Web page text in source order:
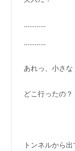
…………
…………
あれっ、小さ
どこ行ったの？
トンネルから